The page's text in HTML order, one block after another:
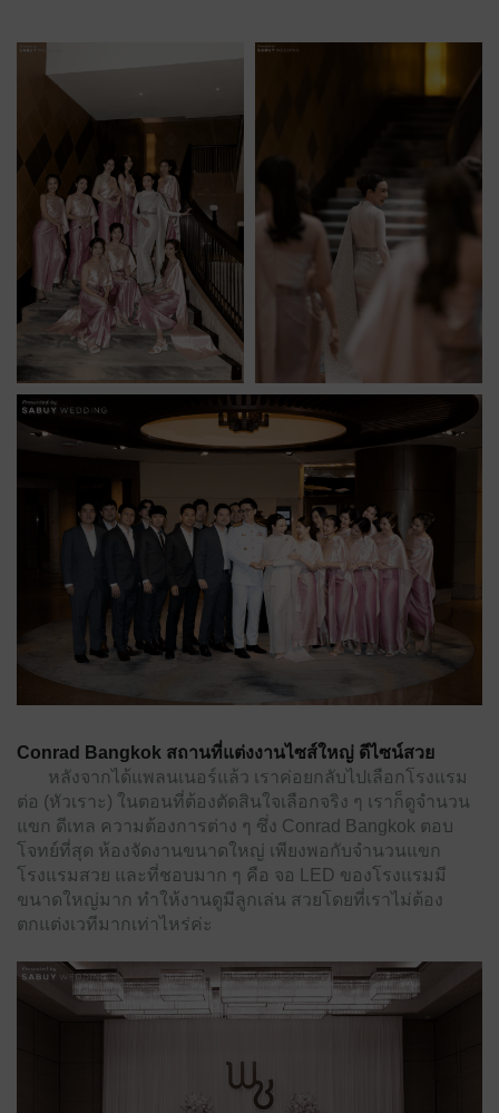
Conrad Bangkok สถานที่แต่งงานไซส์ใหญ่ ดีไซน์สวย
หลังจากได้แพลนเนอร์แล้ว เราค่อยกลับไปเลือกโรงแรม
ต่อ (หัวเราะ) ในตอนที่ต้องตัดสินใจเลือกจริง ๆ เราก็ดูจํานวน
แขก ดีเทล ความต้องการต่าง ๆ ซึ่ง Conrad Bangkok ตอบ
โจทย์ที่สุด ห้องจัดงานขนาดใหญ่ เพียงพอกับจํานวนแขก
โรงแรมสวย และที่ชอบมาก ๆ คือ จอ LED ของโรงแรมมี
ขนาดใหญ่มาก ทําให้งานดูมีลูกเล่น สวยโดยที่เราไม่ต้อง
ตกแต่งเวทีมากเท่าไหร่ค่ะ